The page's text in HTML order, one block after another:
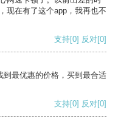
现在有了这个app，我再也不
支持[0] 反对[0]
到最优惠的价格，买到最合适
支持[0] 反对[0]